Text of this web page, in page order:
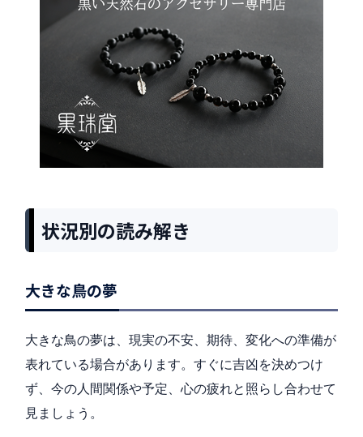
状況別の読み解き
大きな鳥の夢
大きな鳥の夢は、現実の不安、期待、変化への準備が
表れている場合があります。すぐに吉凶を決めつけ
ず、今の人間関係や予定、心の疲れと照らし合わせて
見ましょう。